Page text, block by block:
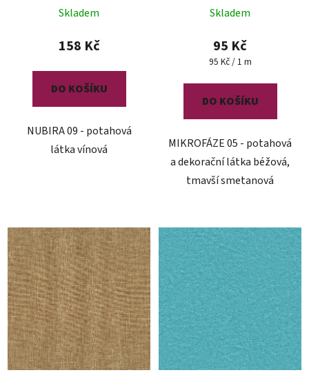
Skladem
158 Kč
DO KOŠÍKU
NUBIRA 09 - potahová
látka vínová
Skladem
95 Kč
Měrná
95 Kč / 1 m
DO KOŠÍKU
MIKROFÁZE 05 - potahová
a dekorační látka béžová,
tmavší smetanová